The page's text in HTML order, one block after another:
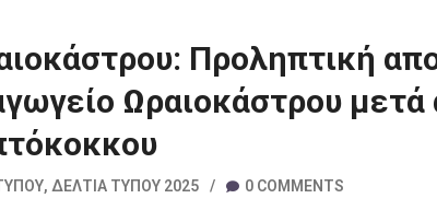
Προληπτική
Ωραιοκάστρου
, ΔΕΛΤΊΑ ΤΎΠΟΥ 2025 / 0 COMMENTS